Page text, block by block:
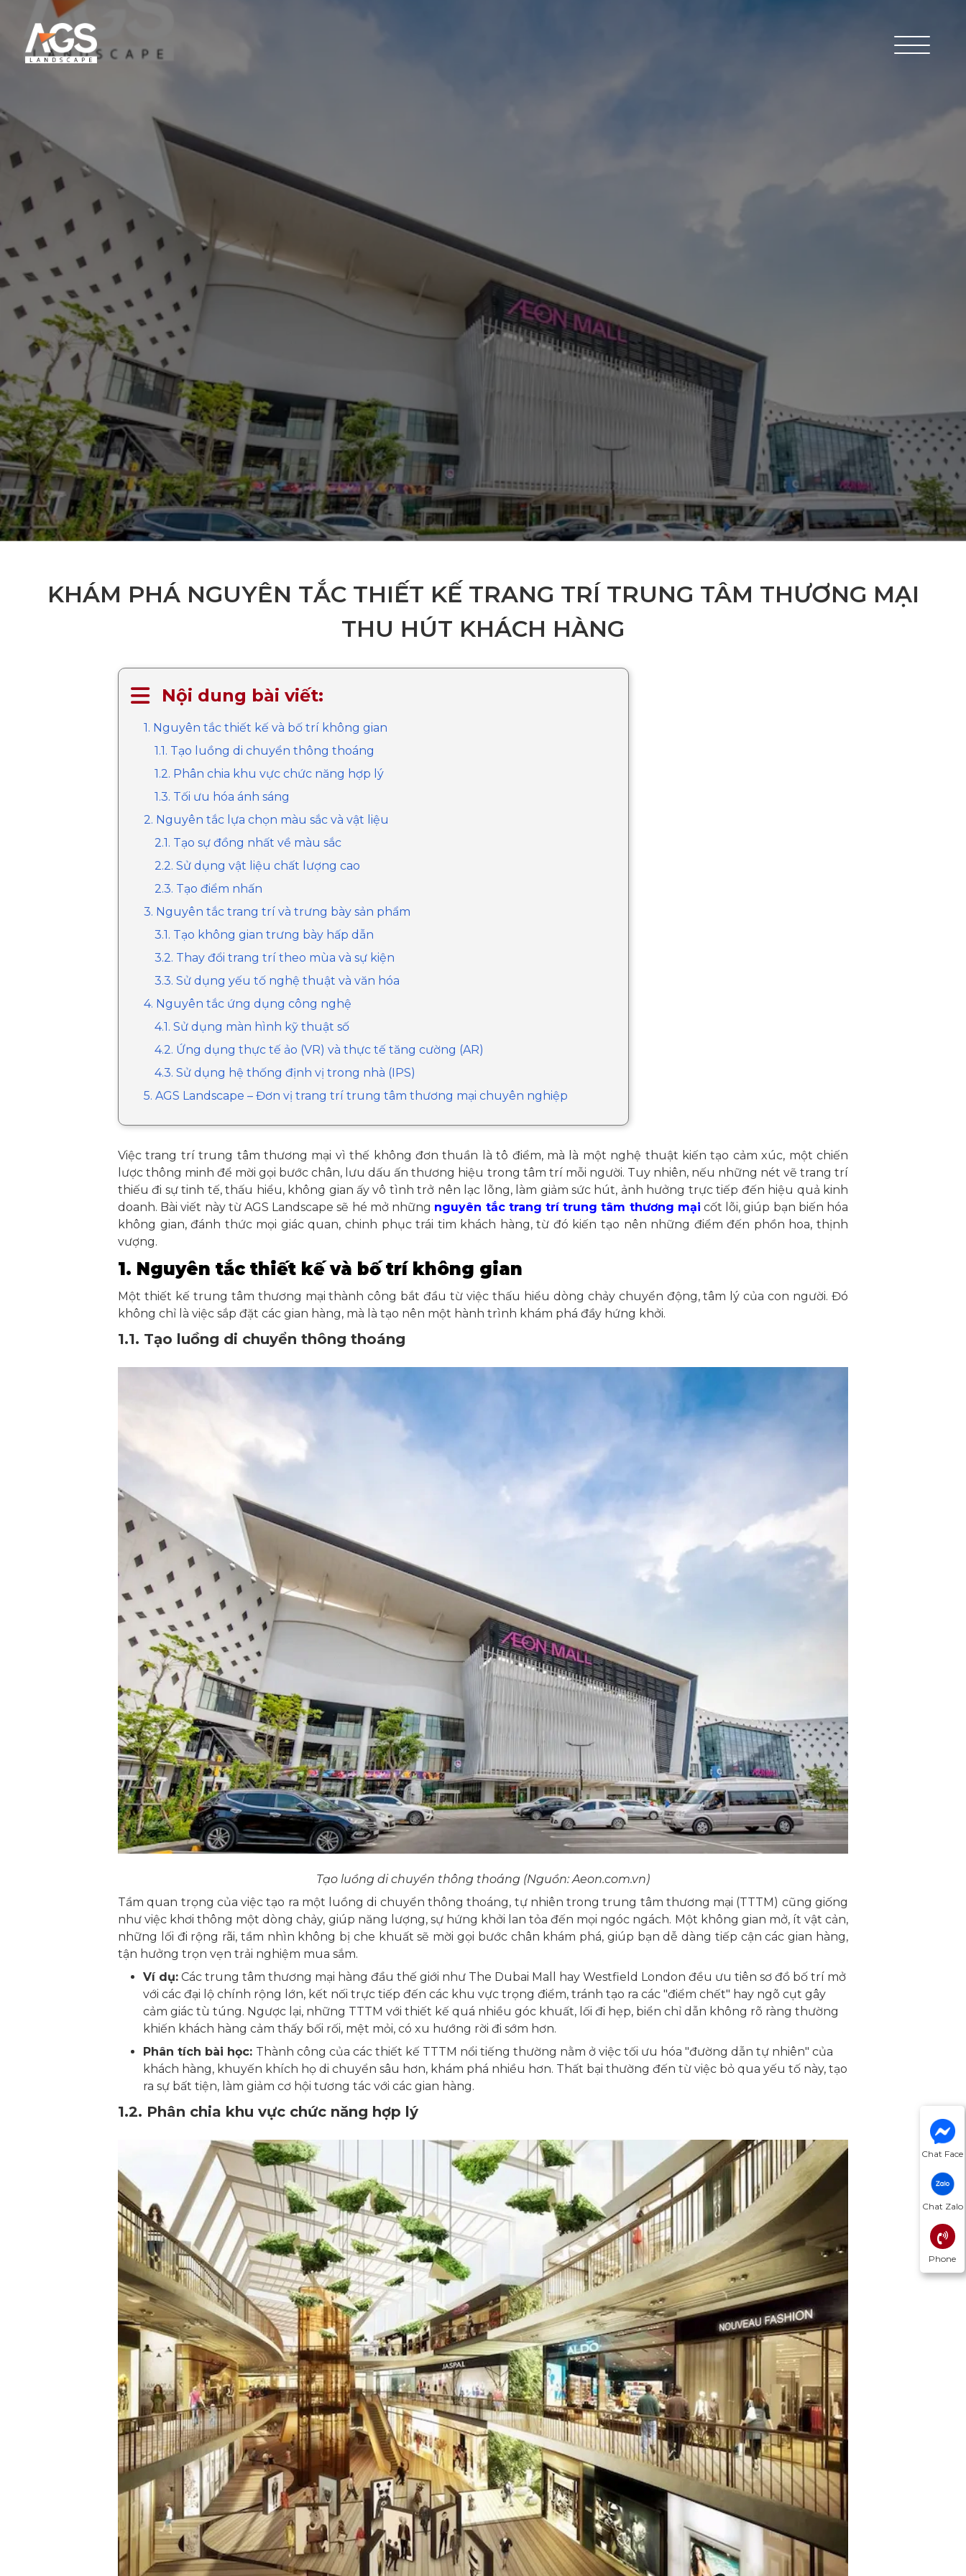
Chat Face
Chat Zalo
Phone
KHÁM PHÁ NGUYÊN TẮC THIẾT KẾ TRANG TRÍ TRUNG TÂM THƯƠNG MẠI
THU HÚT KHÁCH HÀNG
Nội dung bài viết:
1. Nguyên tắc thiết kế và bố trí không gian
1.1. Tạo luồng di chuyển thông thoáng
1.2. Phân chia khu vực chức năng hợp lý
1.3. Tối ưu hóa ánh sáng
2. Nguyên tắc lựa chọn màu sắc và vật liệu
2.1. Tạo sự đồng nhất về màu sắc
2.2. Sử dụng vật liệu chất lượng cao
2.3. Tạo điểm nhấn
3. Nguyên tắc trang trí và trưng bày sản phẩm
3.1. Tạo không gian trưng bày hấp dẫn
3.2. Thay đổi trang trí theo mùa và sự kiện
3.3. Sử dụng yếu tố nghệ thuật và văn hóa
4. Nguyên tắc ứng dụng công nghệ
4.1. Sử dụng màn hình kỹ thuật số
4.2. Ứng dụng thực tế ảo (VR) và thực tế tăng cường (AR)
4.3. Sử dụng hệ thống định vị trong nhà (IPS)
5. AGS Landscape – Đơn vị trang trí trung tâm thương mại chuyên nghiệp
Việc trang trí trung tâm thương mại vì thế không đơn thuần là tô điểm, mà là một nghệ thuật kiến tạo cảm xúc, một chiến
lược thông minh để mời gọi bước chân, lưu dấu ấn thương hiệu trong tâm trí mỗi người. Tuy nhiên, nếu những nét vẽ trang trí
thiếu đi sự tinh tế, thấu hiểu, không gian ấy vô tình trở nên lạc lõng, làm giảm sức hút, ảnh hưởng trực tiếp đến hiệu quả kinh
doanh. Bài viết này từ AGS Landscape sẽ hé mở những nguyên tắc trang trí trung tâm thương mại cốt lõi, giúp bạn biến hóa
không gian, đánh thức mọi giác quan, chinh phục trái tim khách hàng, từ đó kiến tạo nên những điểm đến phồn hoa, thịnh
vượng.
1. Nguyên tắc thiết kế và bố trí không gian
Một thiết kế trung tâm thương mại thành công bắt đầu từ việc thấu hiểu dòng chảy chuyển động, tâm lý của con người. Đó
không chỉ là việc sắp đặt các gian hàng, mà là tạo nên một hành trình khám phá đầy hứng khởi.
1.1. Tạo luồng di chuyển thông thoáng
Tạo luồng di chuyển thông thoáng (Nguồn: Aeon.com.vn)
Tầm quan trọng của việc tạo ra một luồng di chuyển thông thoáng, tự nhiên trong trung tâm thương mại (TTTM) cũng giống
như việc khơi thông một dòng chảy, giúp năng lượng, sự hứng khởi lan tỏa đến mọi ngóc ngách. Một không gian mở, ít vật cản,
những lối đi rộng rãi, tầm nhìn không bị che khuất sẽ mời gọi bước chân khám phá, giúp bạn dễ dàng tiếp cận các gian hàng,
tận hưởng trọn vẹn trải nghiệm mua sắm.
Ví dụ: Các trung tâm thương mại hàng đầu thế giới như The Dubai Mall hay Westfield London đều ưu tiên sơ đồ bố trí mở
với các đại lộ chính rộng lớn, kết nối trực tiếp đến các khu vực trọng điểm, tránh tạo ra các "điểm chết" hay ngõ cụt gây
cảm giác tù túng. Ngược lại, những TTTM với thiết kế quá nhiều góc khuất, lối đi hẹp, biển chỉ dẫn không rõ ràng thường
khiến khách hàng cảm thấy bối rối, mệt mỏi, có xu hướng rời đi sớm hơn.
Phân tích bài học: Thành công của các thiết kế TTTM nổi tiếng thường nằm ở việc tối ưu hóa "đường dẫn tự nhiên" của
khách hàng, khuyến khích họ di chuyển sâu hơn, khám phá nhiều hơn. Thất bại thường đến từ việc bỏ qua yếu tố này, tạo
ra sự bất tiện, làm giảm cơ hội tương tác với các gian hàng.
1.2. Phân chia khu vực chức năng hợp lý